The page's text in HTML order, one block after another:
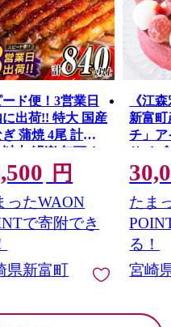
体です。「100年先も続
らの農業からアグリテ
なスタイルの農業が行わ
ード便！3営業日
に出荷!! 特大 国産
ぎ 蒲焼 4尾 計
以上 鰻楽 無頭 お
簡単調理 個包
贈答品 ギフト
840-3D】
円
ったWAON
で寄附でき
県新富町
《江
新富
チ」ア
サイ
ル【
たま
る！
宮崎